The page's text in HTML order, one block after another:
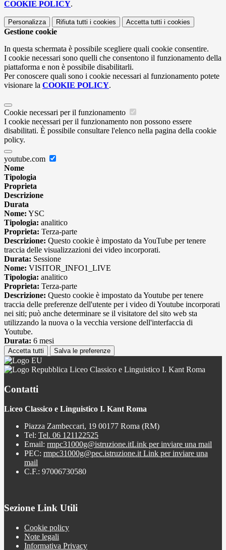
COOKIE POLICY.
Personalizza Rifiuta tutti i cookies Accetta tutti i cookies
Gestione cookie
In questa schermata è possibile scegliere quali cookie consentire.
I cookie necessari sono quelli che consentono il funzionamento della
piattaforma e non è possibile disabilitarli.
Per conoscere quali sono i cookie necessari al funzionamento potete
visionare la COOKIE POLICY.
Cookie necessari per il funzionamento
I cookie necessari per il funzionamento non possono essere
disabilitati. È possibile consultare l'elenco nella pagina della cookie
policy.
youtube.com
Nome
Tipologia
Proprieta
Descrizione
Durata
Nome: YSC
Tipologia: analitico
Proprieta: Terza-parte
Descrizione: Questo cookie è impostato da YouTube per tenere
traccia delle visualizzazioni dei video incorporati.
Durata: Sessione
Nome: VISITOR_INFO1_LIVE
Tipologia: analitico
Proprieta: Terza-parte
Descrizione: Questo cookie è impostato da Youtube per tenere
traccia delle preferenze dell'utente per i video di Youtube incorporati
nei siti; può anche determinare se il visitatore del sito web sta
utilizzando la nuova o la vecchia versione dell'interfaccia di
Youtube.
Durata: 6 mesi
Accetta tutti Salva le preferenze
Liceo Classico e Linguistico I. Kant Roma
Contatti
Liceo Classico e Linguistico I. Kant Roma
Piazza Zambeccari, 19 00177 Roma (RM)
Tel: Tel. 06 121122525
Email: rmpc31000g@istruzione.itLink per inviare una mail
PEC: rmpc31000g@pec.istruzione.it Link per inviare una
mail
C.F.: 97006730580
Sezione Link Utili
Cookie policy
Note legali
Informativa Privacy